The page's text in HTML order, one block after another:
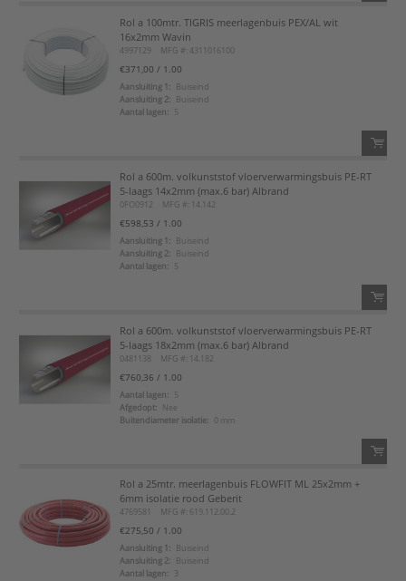
Voeg toe aan favorietenlijst
Rol a 100mtr. TIGRIS meerlagenbuis PEX/AL wit
16x2mm Wavin
4997129 MFG #: 4311016100
€371,00 / 1.00
Aansluiting 1:
Buiseind
Aansluiting 2:
Buiseind
Aantal lagen:
5
Voeg toe aan favorietenlijst
Rol a 600m. volkunststof vloerverwarmingsbuis PE-RT
5-laags 14x2mm (max.6 bar) Albrand
0FO0912 MFG #: 14.142
€598,53 / 1.00
Aansluiting 1:
Buiseind
Aansluiting 2:
Buiseind
Aantal lagen:
5
QTY:
Voeg toe aan favorietenlijst
Rol a 600m. volkunststof vloerverwarmingsbuis PE-RT
5-laags 18x2mm (max.6 bar) Albrand
0481138 MFG #: 14.182
€760,36 / 1.00
Aantal lagen:
5
Afgedopt:
Nee
Buitendiameter isolatie:
0 mm
Voeg toe aan favorietenlijst
Rol a 25mtr. meerlagenbuis FLOWFIT ML 25x2mm +
6mm isolatie rood Geberit
4769581 MFG #: 619.112.00.2
€275,50 / 1.00
Aansluiting 1:
Buiseind
Aansluiting 2:
Buiseind
Aantal lagen:
3